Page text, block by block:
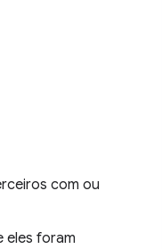
com ou
eles foram